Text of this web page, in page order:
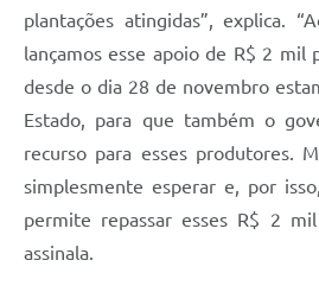
plantações atingidas”, explica.
lançamos esse apoio de R$ 2 mil
desde o dia 28 de novembro
Estado, para que também o
recurso para esses produtores.
simplesmente esperar e, por
permite repassar esses R$ 2
assinala.